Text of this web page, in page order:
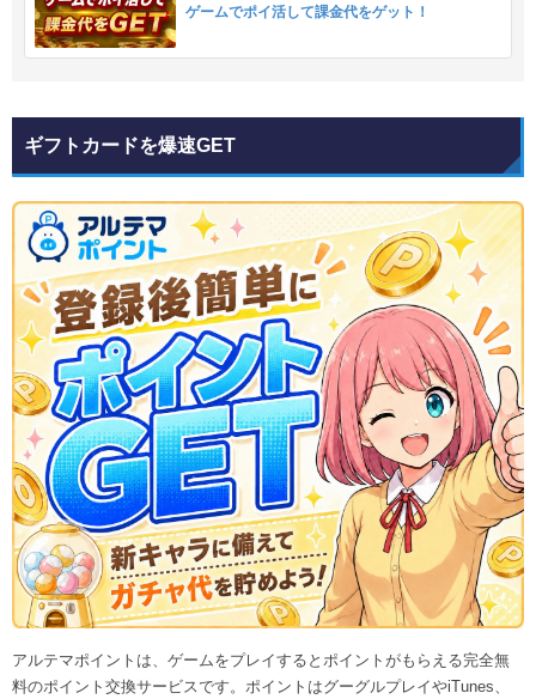
ゲームでポイ活して課金代をゲット！
ギフトカードを爆速GET
アルテマポイントは、ゲームをプレイするとポイントがもらえる完全無
料のポイント交換サービスです。ポイントはグーグルプレイやiTunes、